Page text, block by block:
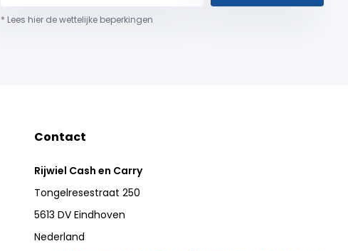
* Lees hier de wettelijke beperkingen
Contact
Rijwiel Cash en Carry
Tongelresestraat 250
5613 DV Eindhoven
Nederland